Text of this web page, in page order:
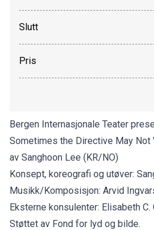
Slutt
Pris
Bergen Internasjonale Teater
Sometimes the Directive May Not
av Sanghoon Lee (KR/NO)
Konsept, koreografi og utøver:
Musikk/Komposisjon: Arvid
Eksterne konsulenter: Elisabeth C.
Støttet av Fond for lyd og bilde.